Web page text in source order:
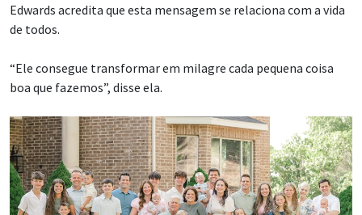
Edwards acredita que esta mensagem se relaciona com a vida
de todos.
“Ele consegue transformar em milagre cada pequena coisa
boa que fazemos”, disse ela.